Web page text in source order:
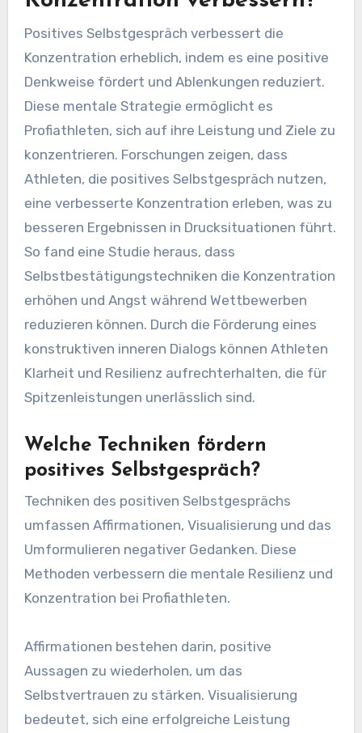
Positives Selbstgespräch verbessert die
Konzentration erheblich, indem es eine positive
Denkweise fördert und Ablenkungen reduziert.
Diese mentale Strategie ermöglicht es
Profiathleten, sich auf ihre Leistung und Ziele zu
konzentrieren. Forschungen zeigen, dass
Athleten, die positives Selbstgespräch nutzen,
eine verbesserte Konzentration erleben, was zu
besseren Ergebnissen in Drucksituationen führt.
So fand eine Studie heraus, dass
Selbstbestätigungstechniken die Konzentration
erhöhen und Angst während Wettbewerben
reduzieren können. Durch die Förderung eines
konstruktiven inneren Dialogs können Athleten
Klarheit und Resilienz aufrechterhalten, die für
Spitzenleistungen unerlässlich sind.
Welche Techniken fördern
positives Selbstgespräch?
Techniken des positiven Selbstgesprächs
umfassen Affirmationen, Visualisierung und das
Umformulieren negativer Gedanken. Diese
Methoden verbessern die mentale Resilienz und
Konzentration bei Profiathleten.
Affirmationen bestehen darin, positive
Aussagen zu wiederholen, um das
Selbstvertrauen zu stärken. Visualisierung
bedeutet, sich eine erfolgreiche Leistung